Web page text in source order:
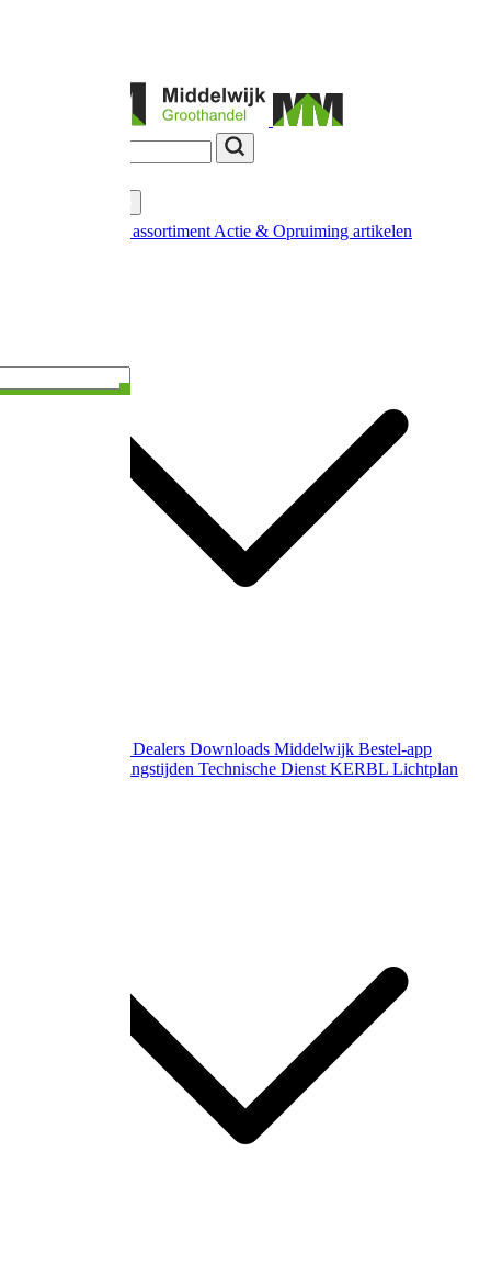
Nieuw in ons assortiment Actie & Opruiming artikelen
Dealers Downloads Middelwijk Bestel-app
Gewijzigde openingstijden Technische Dienst KERBL Lichtplan